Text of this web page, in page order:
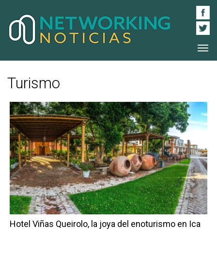
Turismo
Hotel Viñas Queirolo, la joya del enoturismo en Ica